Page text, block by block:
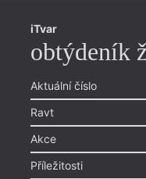
iTvar
obtýdeník
Aktuální číslo
Ravt
Akce
Příležitosti